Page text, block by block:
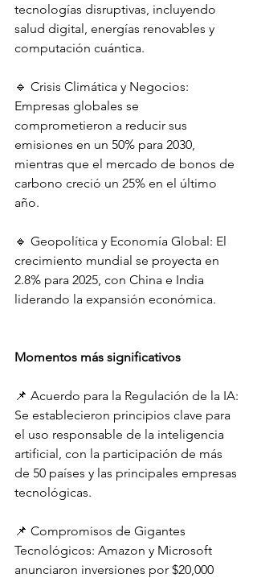
tecnologías disruptivas, incluyendo
salud digital, energías renovables y
computación cuántica.
🔹 Crisis Climática y Negocios:
Empresas globales se
comprometieron a reducir sus
emisiones en un 50% para 2030,
mientras que el mercado de bonos de
carbono creció un 25% en el último
año.
🔹 Geopolítica y Economía Global: El
crecimiento mundial se proyecta en
2.8% para 2025, con China e India
liderando la expansión económica.
Momentos más significativos
📌 Acuerdo para la Regulación de la IA:
Se establecieron principios clave para
el uso responsable de la inteligencia
artificial, con la participación de más
de 50 países y las principales empresas
tecnológicas.
📌 Compromisos de Gigantes
Tecnológicos: Amazon y Microsoft
anunciaron inversiones por $20,000